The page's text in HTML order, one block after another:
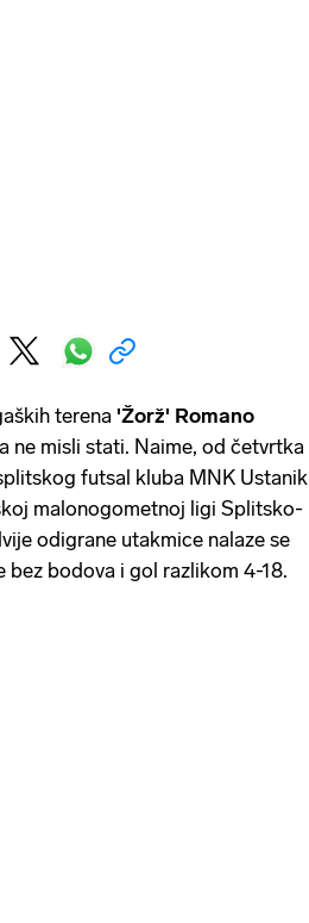
terena 'Žorž' Romano
ne misli stati. Naime, od četvrtka
futsal kluba MNK Ustanik
malonogometnoj ligi Splitsko-
odigrane utakmice nalaze se
bez bodova i gol razlikom 4-18.